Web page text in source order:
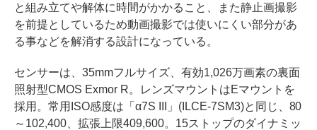
と組み立てや解体に時間がかかること、また静止画撮影
を前提としているため動画撮影では使いにくい部分があ
る事などを解消する設計になっている。
センサーは、35mmフルサイズ、有効1,026万画素の裏面
照射型CMOS Exmor R。レンズマウントはEマウントを
採用。常用ISO感度は「α7S III」(ILCE-7SM3)と同じ、80
～102,400、拡張上限409,600。15ストップのダイナミッ